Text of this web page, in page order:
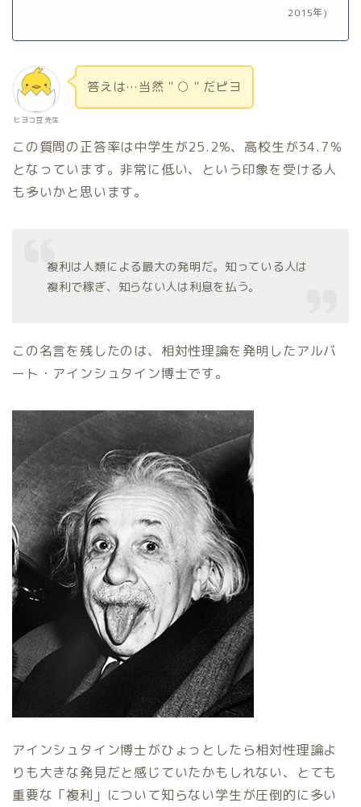
2015年)
ヒヨコ豆 先生
答えは…当然＂○＂だピヨ
この質問の正答率は中学生が25.2%、高校生が34.7％
となっています。非常に低い、という印象を受ける人
も多いかと思います。
複利は人類による最大の発明だ。知っている人は
複利で稼ぎ、知らない人は利息を払う。
この名言を残したのは、相対性理論を発明したアルバ
ート・アインシュタイン博士です。
アインシュタイン博士がひょっとしたら相対性理論よ
りも大きな発見だと感じていたかもしれない、とても
重要な「複利」について知らない学生が圧倒的に多い